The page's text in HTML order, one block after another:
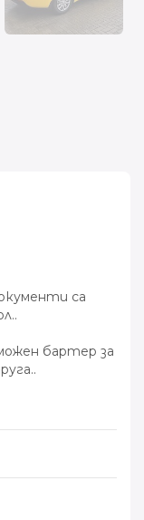
са
бартер за